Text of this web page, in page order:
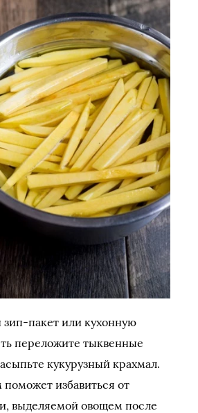
пакет или кухонную
переложите тыквенные
кукурузный крахмал.
избавиться от
выделяемой овощем после